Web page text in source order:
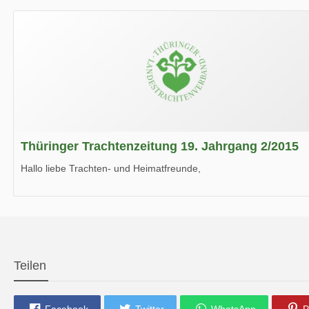
Wir wünschen Euch viel Spaß beim Lesen.
Thüringer Trachtenzeitung 19. Jahrgang 2/2015
Hallo liebe Trachten- und Heimatfreunde,
Teilen